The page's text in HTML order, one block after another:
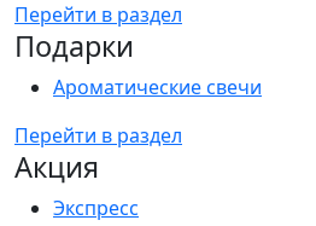
Перейти в раздел
Подарки
Ароматические свечи
Перейти в раздел
Акция
Экспресс